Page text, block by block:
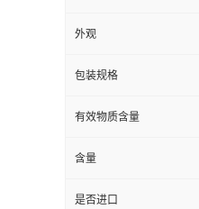
外观
包装规格
有效物质含量
含量
是否进口